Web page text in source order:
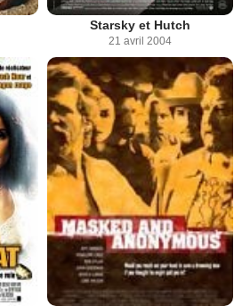
Starsky et Hutch
21 avril 2004